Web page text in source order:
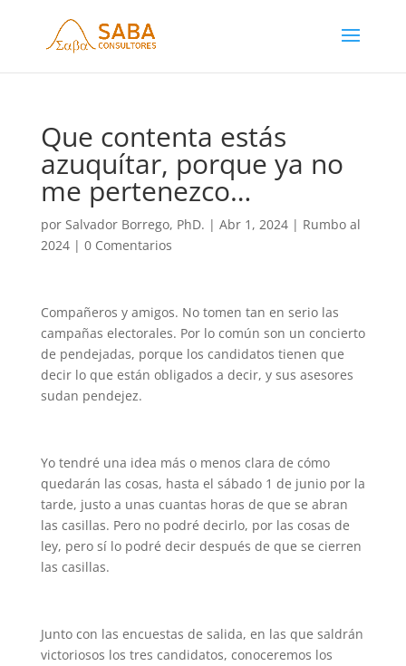
Que contenta estás
azuquítar, porque ya no
me pertenezco…
por Salvador Borrego, PhD. | Abr 1, 2024| Rumbo al
2024| 0 Comentarios
Compañeros y amigos. No tomen tan en serio las
campañas electorales. Por lo común son un concierto
de pendejadas, porque los candidatos tienen que
decir lo que están obligados a decir, y sus asesores
sudan pendejez.
Yo tendré una idea más o menos clara de cómo
quedarán las cosas, hasta el sábado 1 de junio por la
tarde, justo a unas cuantas horas de que se abran
las casillas. Pero no podré decirlo, por las cosas de
ley, pero sí lo podré decir después de que se cierren
las casillas.
Junto con las encuestas de salida, en las que saldrán
victoriosos los tres candidatos, conoceremos los